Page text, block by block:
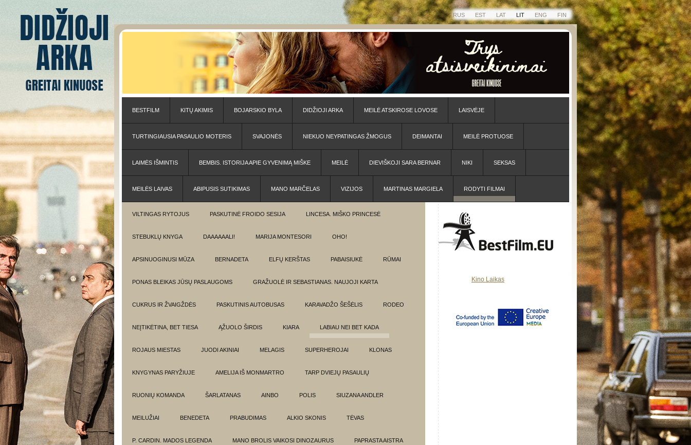
RUS EST LAT LIT ENG FIN
BESTFILM KITŲ AKIMIS BOJARSKIO BYLA DIDŽIOJI ARKA MEILĖ ATSKIROSE LOVOSE LAISVĖJE
TURTINGIAUSIA PASAULIO MOTERIS SVAJONĖS NIEKUO NEYPATINGAS ŽMOGUS DEIMANTAI MEILĖ PROTUOSE
LAIMĖS IŠMINTIS BEMBIS. ISTORIJA APIE GYVENIMĄ MIŠKE MEILĖ DIEVIŠKOJI SARA BERNAR NIKI SEKSAS
MEILĖS LAIVAS ABIPUSIS SUTIKIMAS MANO MARČELAS VIZIJOS MARTINAS MARGIELA RODYTI FILMAI
VILTINGAS RYTOJUS PASKUTINĖ FROIDO SESIJA LINCESA. MIŠKO PRINCESĖ
STEBUKLŲ KNYGA DAAAAAALI! MARIJA MONTESORI OHO!
APSINUOGINUSI MŪZA BERNADETA ELFŲ KERŠTAS PABAISIUKĖ RŪMAI
PONAS BLEIKAS JŪSŲ PASLAUGOMS GRAŽUOLĖ IR SEBASTIANAS. NAUJOJI KARTA
CUKRUS IR ŽVAIGŽDĖS PASKUTINIS AUTOBUSAS KARAVADŽO ŠEŠĖLIS RODEO
NEĮTIKĖTINA, BET TIESA ĄŽUOLO ŠIRDIS KIARA LABIAU NEI BET KADA
ROJAUS MIESTAS JUODI AKINIAI MELAGIS SUPERHEROJAI KLONAS
KNYGYNAS PARYŽIUJE AMELIJA IŠ MONMARTRO TARP DVIEJŲ PASAULIŲ
RUONIŲ KOMANDA ŠARLATANAS AINBO POLIS SIUZANA ANDLER
MEILUŽIAI BENEDETA PRABUDIMAS ALKIO SKONIS TĖVAS
P. CARDIN. MADOS LEGENDA MANO BROLIS VAIKOSI DINOZAURUS PAPRASTA AISTRA
Kino Laikas